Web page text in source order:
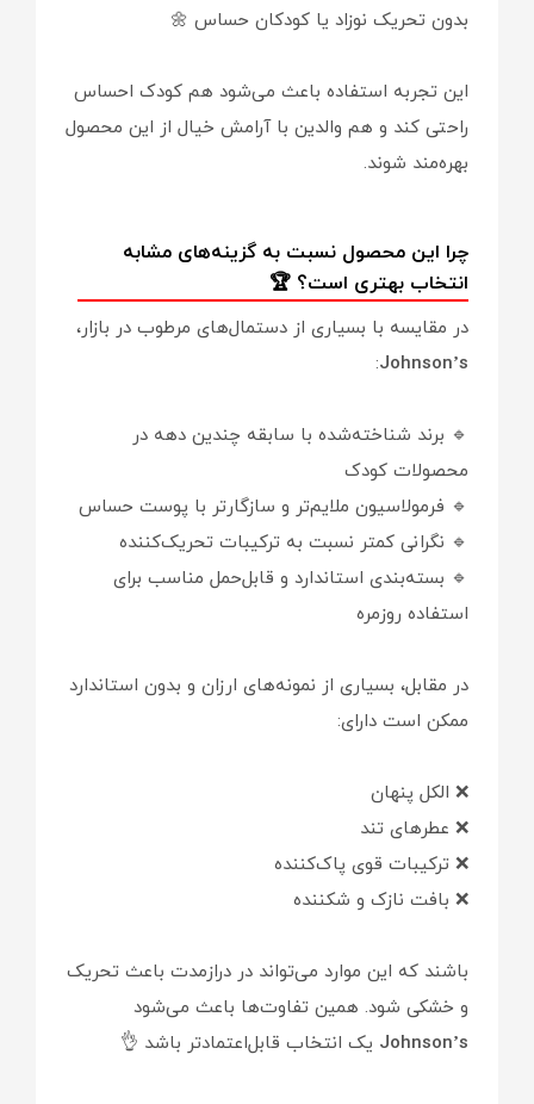
بدون تحریک نوزاد یا کودکان حساس 🌼
این تجربه استفاده باعث می‌شود هم کودک احساس
راحتی کند و هم والدین با آرامش خیال از این محصول
بهره‌مند شوند.
چرا این محصول نسبت به گزینه‌های مشابه
انتخاب بهتری است؟ 🏆
در مقایسه با بسیاری از دستمال‌های مرطوب در بازار،
Johnson’s
:
🔹 برند شناخته‌شده با سابقه چندین دهه در
محصولات کودک
🔹 فرمولاسیون ملایم‌تر و سازگارتر با پوست حساس
🔹 نگرانی کمتر نسبت به ترکیبات تحریک‌کننده
🔹 بسته‌بندی استاندارد و قابل‌حمل مناسب برای
استفاده روزمره
در مقابل، بسیاری از نمونه‌های ارزان و بدون استاندارد
ممکن است دارای:
❌ الکل پنهان
❌ عطرهای تند
❌ ترکیبات قوی پاک‌کننده
❌ بافت نازک و شکننده
باشند که این موارد می‌تواند در درازمدت باعث تحریک
و خشکی شود. همین تفاوت‌ها باعث می‌شود
Johnson’s یک انتخاب قابل‌اعتمادتر باشد 👌